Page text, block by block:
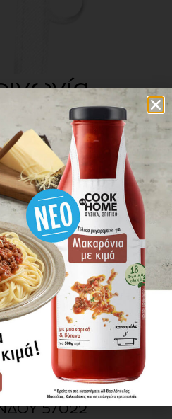
τα προϊόντα
ΠΡΩΤΟΙ
ΝΕΑ ΜΑΣ
ΕΓΓΡΑΦΗ
MAP
ΜΑΣ
Α.Ε.
Α3
57022